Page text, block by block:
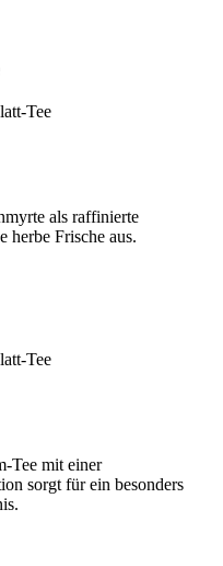
Tee
als raffinierte
herbe Frische aus.
Tee
Tee mit einer
sorgt für ein besonders